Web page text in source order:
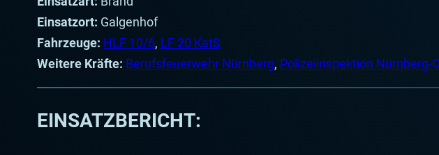
Einsatzort: Galgenhof
Fahrzeuge: HLF 10/6, LF 20 KatS
Weitere Kräfte: Berufsfeuerwehr Nürnberg, Polizeiinspektion Nürnberg-
EINSATZBERICHT: